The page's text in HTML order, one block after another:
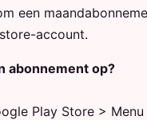
een
account.
abonnement op?
Play Store > Menu